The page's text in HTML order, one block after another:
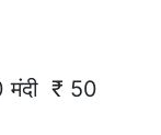
मंदी ₹ 50